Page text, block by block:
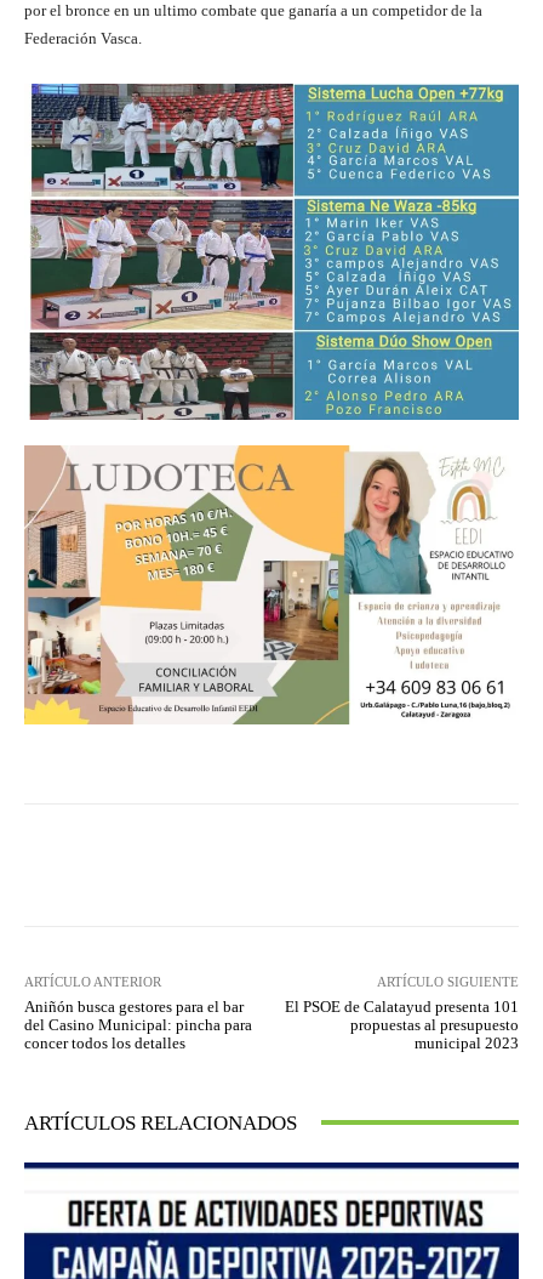
por el bronce en un ultimo combate que ganaría a un competidor de la
Federación Vasca.
ARTÍCULO ANTERIOR
Aniñón busca gestores para el bar
del Casino Municipal: pincha para
concer todos los detalles
ARTÍCULO SIGUIENTE
El PSOE de Calatayud presenta 101
propuestas al presupuesto
municipal 2023
ARTÍCULOS RELACIONADOS